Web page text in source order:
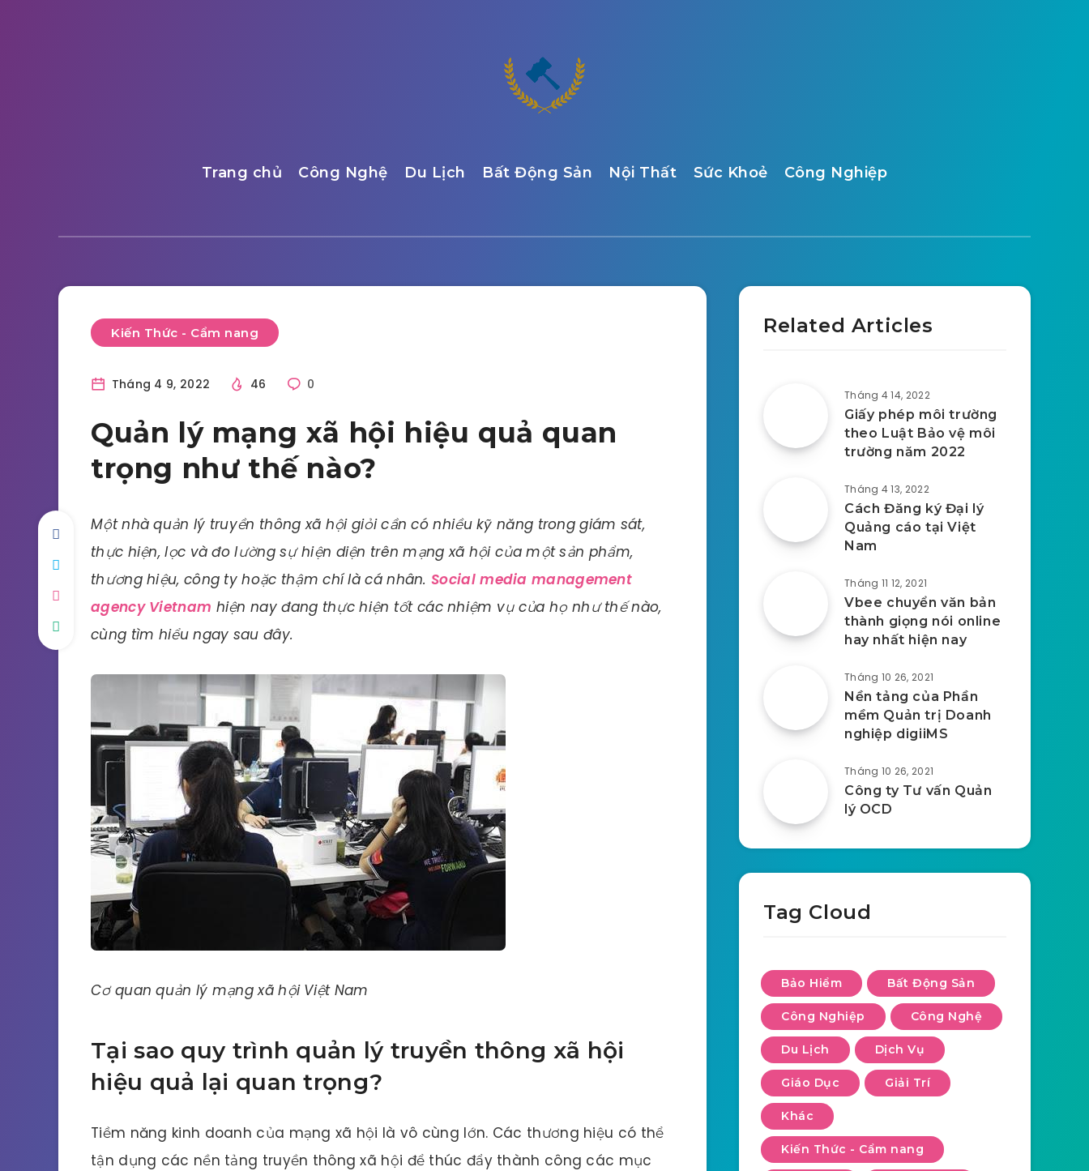
Trang chủ Công Nghệ Du Lịch Bất Động Sản Nội Thất Sức Khoẻ Công Nghiệp
Kiến Thức - Cẩm nang
Tháng 4 9, 2022 46 0
Quản lý mạng xã hội hiệu quả quan
trọng như thế nào?
Một nhà quản lý truyền thông xã hội giỏi cần có nhiều kỹ năng trong giám sát,
thực hiện, lọc và đo lường sự hiện diện trên mạng xã hội của một sản phẩm,
thương hiệu, công ty hoặc thậm chí là cá nhân.Social media management
agency Vietnam hiện nay đang thực hiện tốt các nhiệm vụ của họ như thế nào,
cùng tìm hiểu ngay sau đây.
Cơ quan quản lý mạng xã hội Việt Nam
Tại sao quy trình quản lý truyền thông xã hội
hiệu quả lại quan trọng?
Tiềm năng kinh doanh của mạng xã hội là vô cùng lớn. Các thương hiệu có thể
tận dụng các nền tảng truyền thông xã hội để thúc đẩy thành công các mục
Related Articles
Tháng 4 14, 2022
Giấy phép môi trường
theo Luật Bảo vệ môi
trường năm 2022
Tháng 4 13, 2022
Cách Đăng ký Đại lý
Quảng cáo tại Việt
Nam
Tháng 11 12, 2021
Vbee chuyển văn bản
thành giọng nói online
hay nhất hiện nay
Tháng 10 26, 2021
Nền tảng của Phần
mềm Quản trị Doanh
nghiệp digiiMS
Tháng 10 26, 2021
Công ty Tư vấn Quản
lý OCD
Tag Cloud
Bảo Hiểm Bất Động Sản
Công Nghiệp Công Nghệ
Du Lịch Dịch Vụ
Giáo Dục Giải Trí
Khác
Kiến Thức - Cẩm nang